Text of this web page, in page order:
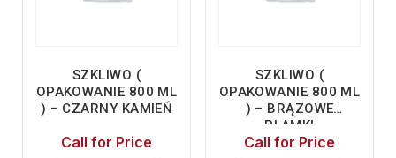
SZKLIWO (
OPAKOWANIE 800 ML
) – CZARNY KAMIEŃ
Call for Price
SZKLIWO (
OPAKOWANIE 800 ML
) – BRĄZOWE
PLAMKI
Call for Price